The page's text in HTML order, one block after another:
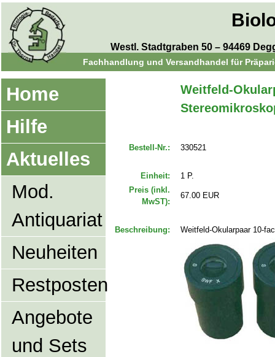
Westl. Stadtgraben 50 – 94469
Fachhandlung und Versandhandel für
Home
Hilfe
Aktuelles
Mod.
Antiquariat
Neuheiten
Restposten
Angebote
und Sets
Weitfeld-
Bestell-Nr.: 330521
Einheit:
1 P.
Preis (inkl.
MwST):
67.00 EUR
Beschreibung: Weitfeld-Okularpaar 10-